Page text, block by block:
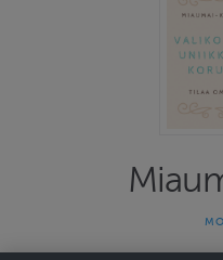
koruja jo 13 vuotta. Kauniit